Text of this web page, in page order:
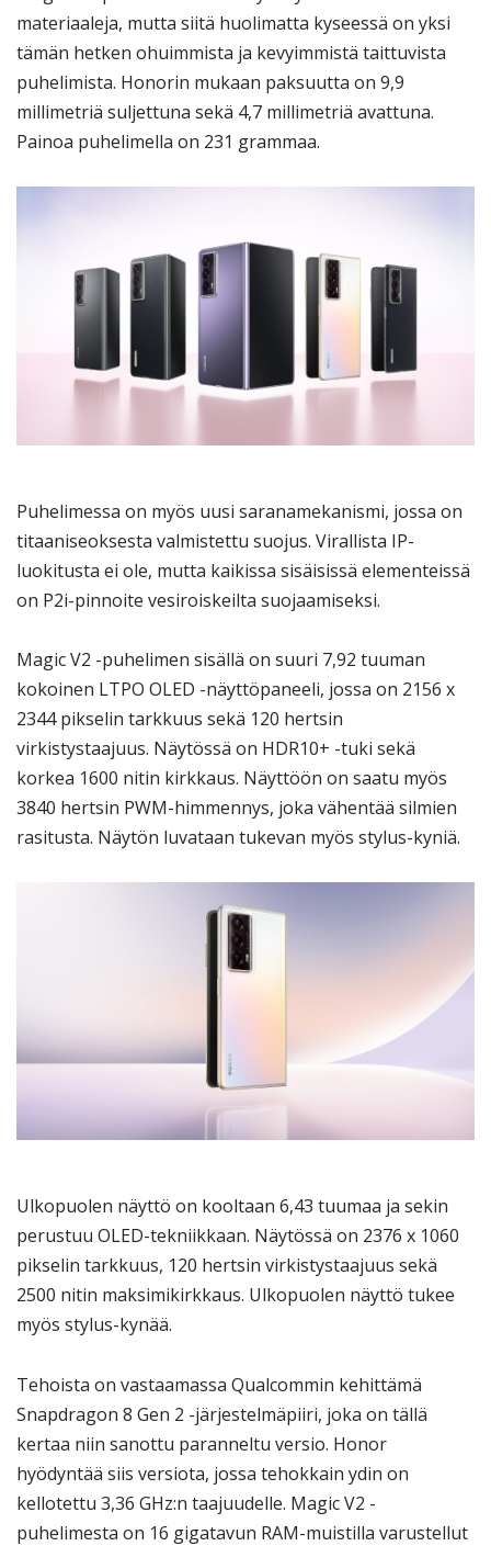
materiaaleja, mutta siitä huolimatta kyseessä on yksi
tämän hetken ohuimmista ja kevyimmistä taittuvista
puhelimista. Honorin mukaan paksuutta on 9,9
millimetriä suljettuna sekä 4,7 millimetriä avattuna.
Painoa puhelimella on 231 grammaa.
Puhelimessa on myös uusi saranamekanismi, jossa on
titaaniseoksesta valmistettu suojus. Virallista IP-
luokitusta ei ole, mutta kaikissa sisäisissä elementeissä
on P2i-pinnoite vesiroiskeilta suojaamiseksi.
Magic V2 -puhelimen sisällä on suuri 7,92 tuuman
kokoinen LTPO OLED -näyttöpaneeli, jossa on 2156 x
2344 pikselin tarkkuus sekä 120 hertsin
virkistystaajuus. Näytössä on HDR10+ -tuki sekä
korkea 1600 nitin kirkkaus. Näyttöön on saatu myös
3840 hertsin PWM-himmennys, joka vähentää silmien
rasitusta. Näytön luvataan tukevan myös stylus-kyniä.
Ulkopuolen näyttö on kooltaan 6,43 tuumaa ja sekin
perustuu OLED-tekniikkaan. Näytössä on 2376 x 1060
pikselin tarkkuus, 120 hertsin virkistystaajuus sekä
2500 nitin maksimikirkkaus. Ulkopuolen näyttö tukee
myös stylus-kynää.
Tehoista on vastaamassa Qualcommin kehittämä
Snapdragon 8 Gen 2 -järjestelmäpiiri, joka on tällä
kertaa niin sanottu paranneltu versio. Honor
hyödyntää siis versiota, jossa tehokkain ydin on
kellotettu 3,36 GHz:n taajuudelle. Magic V2 -
puhelimesta on 16 gigatavun RAM-muistilla varustellut